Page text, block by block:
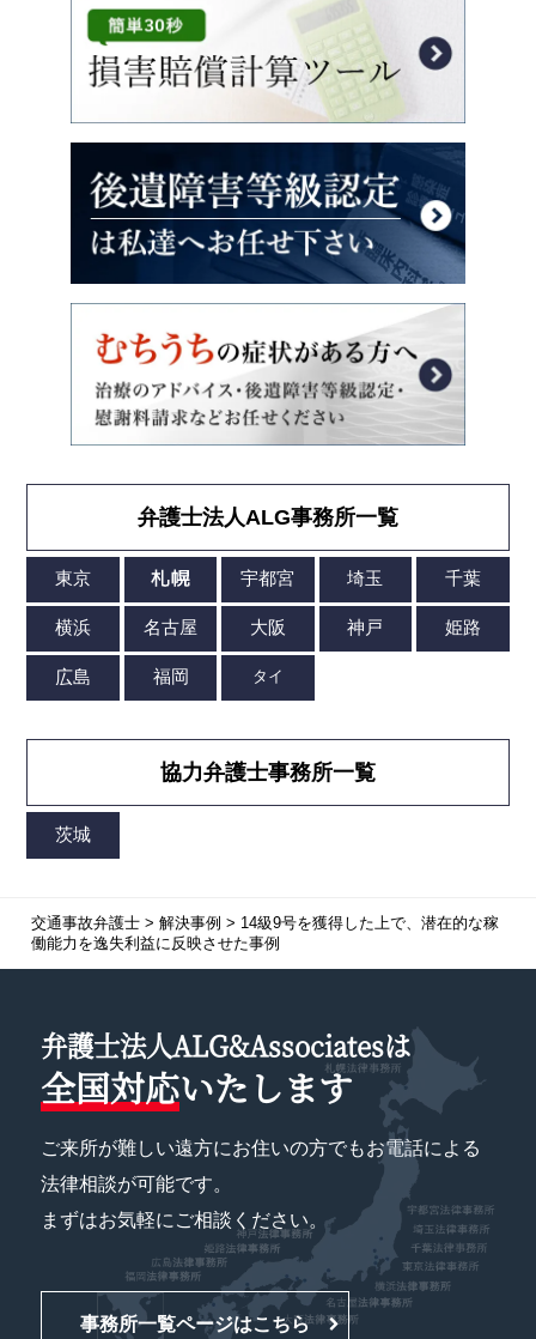
弁護士法人ALG事務所一覧
協力弁護士事務所一覧
交通事故弁護士> 解決事例 > 14級9号を獲得した上で、潜在的な稼
働能力を逸失利益に反映させた事例
弁護士法人ALG&Associatesは
全国対応いたします
ご来所が難しい遠方にお住いの方でもお電話による
法律相談が可能です。
まずはお気軽にご相談ください。
事務所一覧ページはこちら